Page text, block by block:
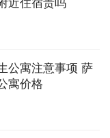
近住宿贵吗
公寓注意事项 萨
寓价格